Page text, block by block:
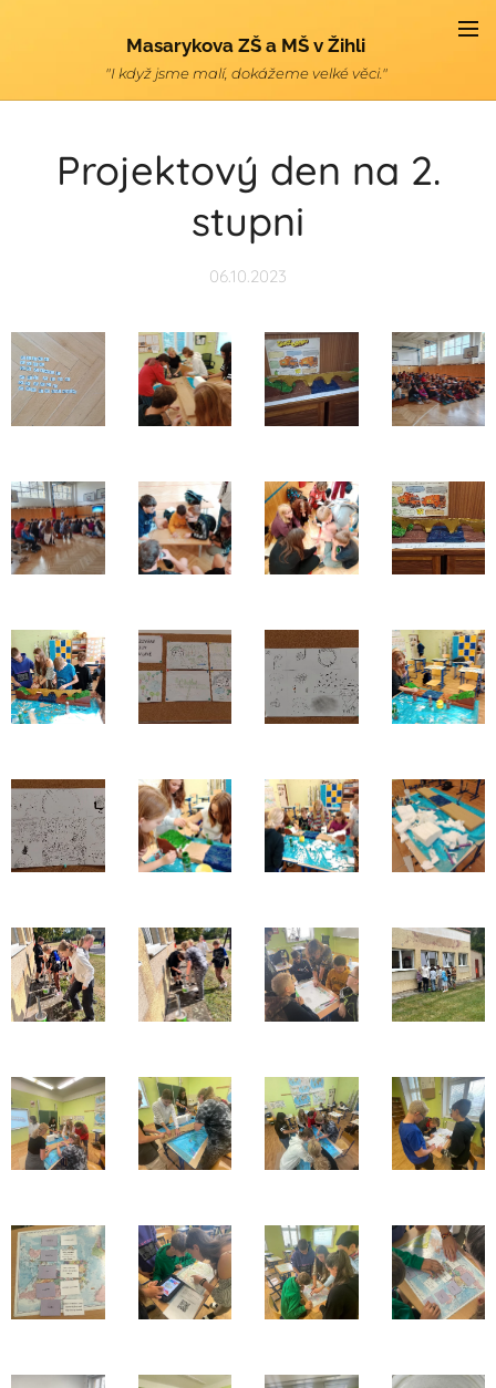
Masarykova ZŠ a MŠ v Žihli
"I když jsme malí, dokážeme velké věci."
Projektový den na 2.
stupni
06.10.2023